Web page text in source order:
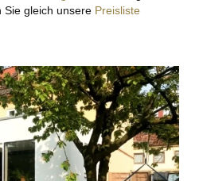
Sie gleich unsere Preisliste